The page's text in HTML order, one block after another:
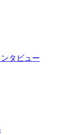
タビュー